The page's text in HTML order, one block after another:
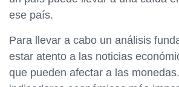
ese país.
Para llevar a cabo un análisis
estar atento a las noticias
que pueden afectar a las